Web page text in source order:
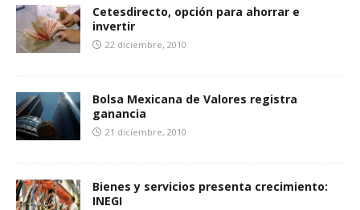
Cetesdirecto, opción para ahorrar e
invertir
22 diciembre, 2010
Bolsa Mexicana de Valores registra
ganancia
21 diciembre, 2010
Bienes y servicios presenta crecimiento:
INEGI